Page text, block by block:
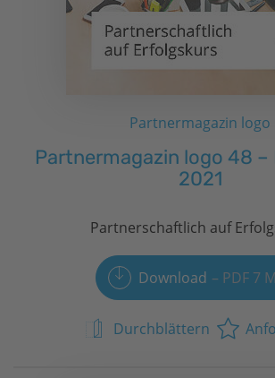
Partnermagazin logo
Partnermagazin logo 48 –
2021
Partnerschaftlich auf
Download PDF 7
Durchblättern